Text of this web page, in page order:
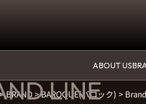
ABOUT US
LINE
BRAND>BAROQUE(バロック) >